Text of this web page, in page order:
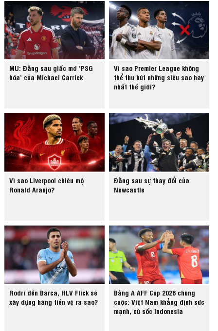
MU: Đằng sau giấc mơ ‘PSG
hóa’ của Michael Carrick
Vì sao Premier League không
thể thu hút những siêu sao hay
nhất thế giới?
Vì sao Liverpool chiêu mộ
Ronald Araujo?
Đằng sau sự thay đổi của
Newcastle
Rodri đến Barca, HLV Flick sẽ
xây dựng hàng tiền vệ ra sao?
Bảng A AFF Cup 2026 chung
cuộc: Việt Nam khẳng định sức
mạnh, cú sốc Indonesia